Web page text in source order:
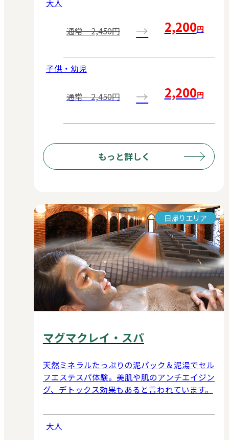
大人
通常 2,450円 → 2,200円
子供・幼児
通常 2,450円 → 2,200円
もっと詳しく
日帰りエリア
マグマクレイ・スパ
天然ミネラルたっぷりの泥パック＆泥湯でセル
フエステスパ体験。美肌や肌のアンチエイジン
グ、デトックス効果もあると言われています。
大人